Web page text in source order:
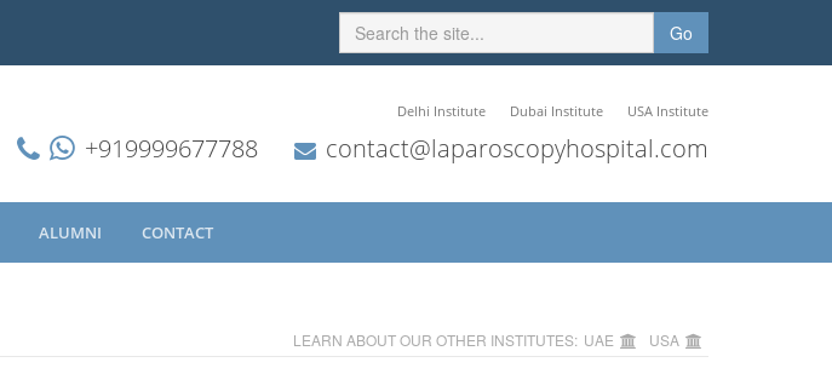
Go
Delhi Institute Dubai Institute USA Institute
+919999677788 contact@laparoscopyhospital.com
ALUMNI CONTACT
LEARN ABOUT OUR OTHER INSTITUTES: UAE USA